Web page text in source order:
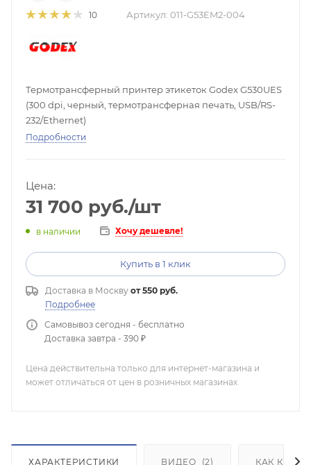
10 Артикул: 011-G53EM2-004
Термотрансферный принтер этикеток Godex G530UES
(300 dpi, черный, термотрансферная печать, USB/RS-
232/Ethernet)
Подробности
Цена:
31 700 руб./шт
в наличии Хочу дешевле!
Купить в 1 клик
Доставка в Москву от 550 руб.
Подробнее
Самовывоз сегодня - бесплатно
Доставка завтра - 390 ₽
Цена действительна только для интернет-магазина и
может отличаться от цен в розничных магазинах
ХАРАКТЕРИСТИКИ ВИДЕО (2) КАК